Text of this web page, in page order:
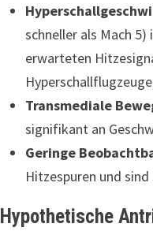
schneller als Mach
erwarteten
Transmediale
signifikant an
Geringe
Hitzespuren und
Hypothetische